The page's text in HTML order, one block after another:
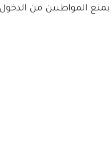
بمنع المواطنين من